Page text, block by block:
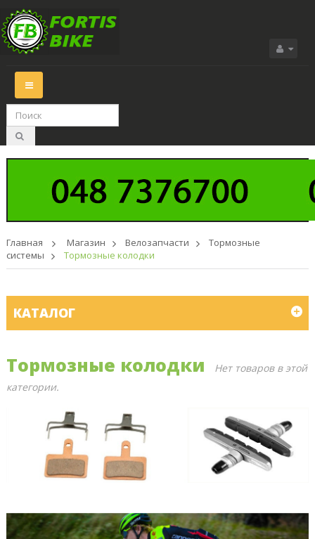
Переключить
навигации
Главная > Магазин > Велозапчасти >
Тормозные
системы
> Тормозные колодки
КАТАЛОГ
Тормозные колодки
Нет товаров в этой
категории.